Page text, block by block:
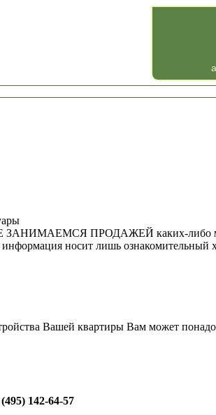
ЗАНИМАЕМСЯ ПРОДАЖЕЙ каких-либо
носит лишь ознакомительный
Вашей квартиры Вам может
142-64-57